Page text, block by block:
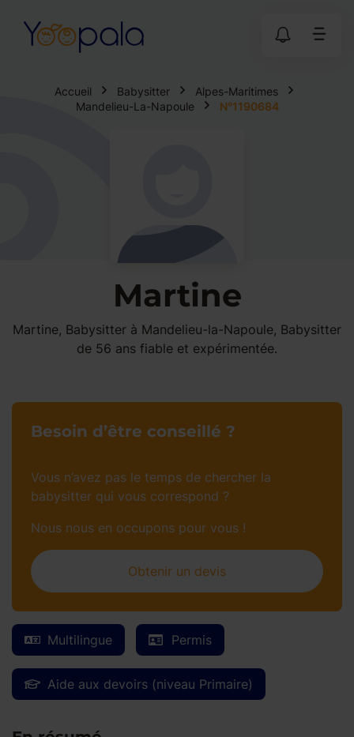
Accueil Babysitter
Alpes-Maritimes
Mandelieu-La-Napoule
N°1190684
Martine
Martine, Babysitter à Mandelieu-la-Napoule, Babysitter
de 56 ans fiable et expérimentée.
Multilingue Permis
Aide aux devoirs (niveau Primaire)
Besoin d’être conseillé ?
Vous n’avez pas le temps de chercher la
babysitter qui vous correspond ?
Nous nous en occupons pour vous !
Obtenir un devis